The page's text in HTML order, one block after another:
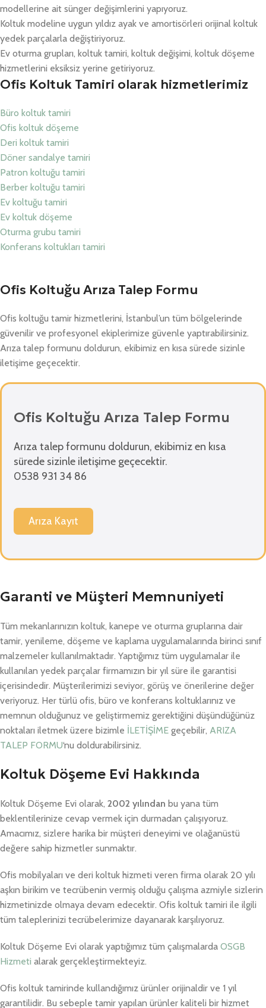
modellerine ait sünger değişimlerini yapıyoruz.
Koltuk modeline uygun yıldız ayak ve amortisörleri orijinal koltuk
yedek parçalarla değiştiriyoruz.
Ev oturma grupları, koltuk tamiri, koltuk değişimi, koltuk döşeme
hizmetlerini eksiksiz yerine getiriyoruz.
Ofis Koltuk Tamiri olarak hizmetlerimiz
Büro koltuk tamiri
Ofis koltuk döşeme
Deri koltuk tamiri
Döner sandalye tamiri
Patron koltuğu tamiri
Berber koltuğu tamiri
Ev koltuğu tamiri
Ev koltuk döşeme
Oturma grubu tamiri
Konferans koltukları tamiri
Ofis Koltuğu Arıza Talep Formu
Ofis koltuğu tamir hizmetlerini, İstanbul’un tüm bölgelerinde
güvenilir ve profesyonel ekiplerimize güvenle yaptırabilirsiniz.
Arıza talep formunu doldurun, ekibimiz en kısa sürede sizinle
iletişime geçecektir.
Ofis Koltuğu Arıza Talep Formu
Arıza talep formunu doldurun, ekibimiz en kısa
sürede sizinle iletişime geçecektir.
0538 931 34 86
Arıza Kayıt
Garanti ve Müşteri Memnuniyeti
Tüm mekanlarınızın koltuk, kanepe ve oturma gruplarına dair
tamir, yenileme, döşeme ve kaplama uygulamalarında birinci sınıf
malzemeler kullanılmaktadır. Yaptığımız tüm uygulamalar ile
kullanılan yedek parçalar firmamızın bir yıl süre ile garantisi
içerisindedir. Müşterilerimizi seviyor, görüş ve önerilerine değer
veriyoruz. Her türlü ofis, büro ve konferans koltuklarınız ve
memnun olduğunuz ve geliştirmemiz gerektiğini düşündüğünüz
noktaları iletmek üzere bizimle İLETİŞİME geçebilir, ARIZA
TALEP FORMU‘nu doldurabilirsiniz.
Koltuk Döşeme Evi Hakkında
Koltuk Döşeme Evi olarak, 2002 yılından bu yana tüm
beklentilerinize cevap vermek için durmadan çalışıyoruz.
Amacımız, sizlere harika bir müşteri deneyimi ve olağanüstü
değere sahip hizmetler sunmaktır.
Ofis mobilyaları ve deri koltuk hizmeti veren firma olarak 20 yılı
aşkın birikim ve tecrübenin vermiş olduğu çalışma azmiyle sizlerin
hizmetinizde olmaya devam edecektir. Ofis koltuk tamiri ile ilgili
tüm taleplerinizi tecrübelerimize dayanarak karşılıyoruz.
Koltuk Döşeme Evi olarak yaptığımız tüm çalışmalarda OSGB
Hizmeti alarak gerçekleştirmekteyiz.
Ofis koltuk tamirinde kullandığımız ürünler orijinaldir ve 1 yıl
garantilidir. Bu sebeple tamir yapılan ürünler kaliteli bir hizmet